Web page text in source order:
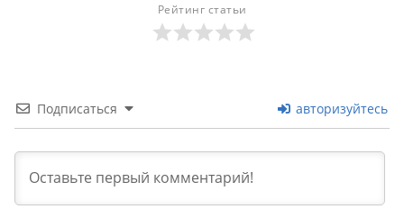
Рейтинг статьи
Подписаться авторизуйтесь